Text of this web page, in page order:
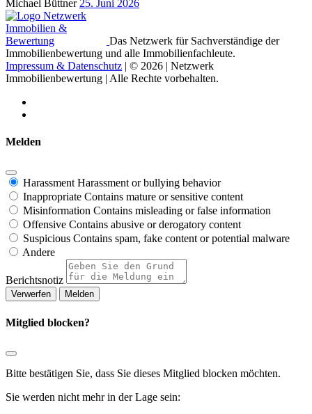
Michael Büttner 25. Juni 2026
Das Netzwerk für Sachverständige der
Immobilienbewertung und alle Immobilienfachleute.
Impressum & Datenschutz | © 2026 | Netzwerk
Immobilienbewertung | Alle Rechte vorbehalten.
Melden
Harassment Harassment or bullying behavior
Inappropriate Contains mature or sensitive content
Misinformation Contains misleading or false information
Offensive Contains abusive or derogatory content
Suspicious Contains spam, fake content or potential malware
Andere
Berichtsnotiz
Melden
Mitglied blocken?
Bitte bestätigen Sie, dass Sie dieses Mitglied blocken möchten.
Sie werden nicht mehr in der Lage sein: